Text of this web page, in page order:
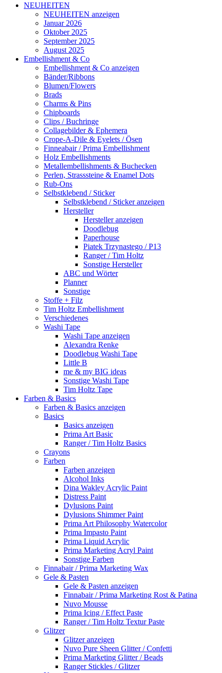
NEUHEITEN
NEUHEITEN anzeigen
Januar 2026
Oktober 2025
September 2025
August 2025
Embellishment & Co
Embellishment & Co anzeigen
Bänder/Ribbons
Blumen/Flowers
Brads
Charms & Pins
Chipboards
Clips / Buchringe
Collagebilder & Ephemera
Crope-A-Dile & Eyelets / Ösen
Finneabair / Prima Embellishment
Holz Embellishments
Metallembellishments & Buchecken
Perlen, Strasssteine & Enamel Dots
Rub-Ons
Selbstklebend / Sticker
Selbstklebend / Sticker anzeigen
Hersteller
Hersteller anzeigen
Doodlebug
Paperhouse
Piatek Trzynastego / P13
Ranger / Tim Holtz
Sonstige Hersteller
ABC und Wörter
Planner
Sonstige
Stoffe + Filz
Tim Holtz Embellishment
Verschiedenes
Washi Tape
Washi Tape anzeigen
Alexandra Renke
Doodlebug Washi Tape
Little B
me & my BIG ideas
Sonstige Washi Tape
Tim Holtz Tape
Farben & Basics
Farben & Basics anzeigen
Basics
Basics anzeigen
Prima Art Basic
Ranger / Tim Holtz Basics
Crayons
Farben
Farben anzeigen
Alcohol Inks
Dina Wakley Acrylic Paint
Distress Paint
Dylusions Paint
Dylusions Shimmer Paint
Prima Art Philosophy Watercolor
Prima Impasto Paint
Prima Liquid Acrylic
Prima Marketing Acryl Paint
Sonstige Farben
Finnabair / Prima Marketing Wax
Gele & Pasten
Gele & Pasten anzeigen
Finnabair / Prima Marketing Rost & Patina
Nuvo Mousse
Prima Icing / Effect Paste
Ranger / Tim Holtz Textur Paste
Glitzer
Glitzer anzeigen
Nuvo Pure Sheen Glitter / Confetti
Prima Marketing Glitter / Beads
Ranger Stickles / Glitzer